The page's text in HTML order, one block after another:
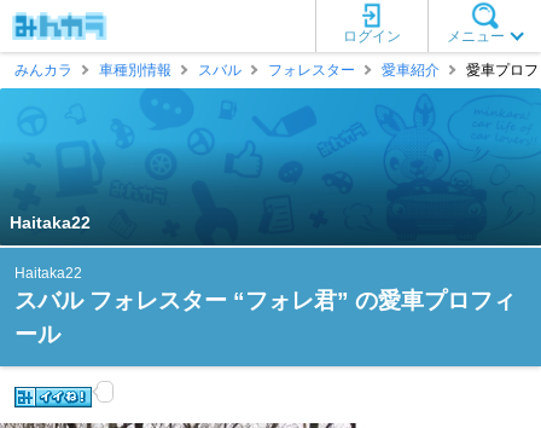
メニュー
ログイン
みんカラ
車種別情報 スバル フォレスター 愛車紹介 愛車プロ
Haitaka22
Haitaka22
スバル フォレスター “フォレ君” の愛車プロフィ
ール